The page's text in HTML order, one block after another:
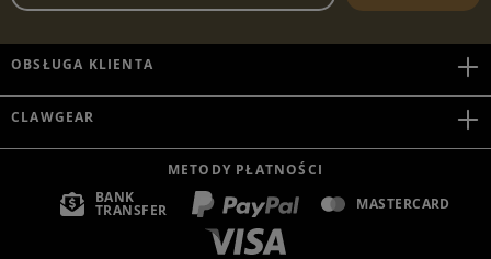
OBSŁUGA KLIENTA
CLAWGEAR
METODY PŁATNOŚCI
BANK
TRANSFER MASTERCARD